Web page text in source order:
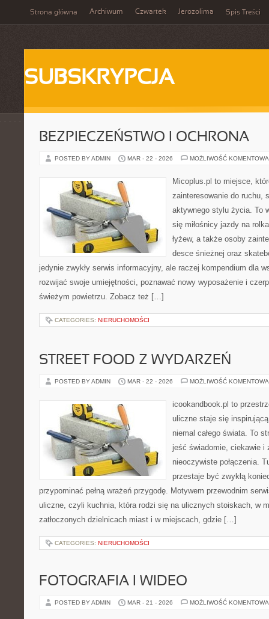
Strona główna Archiwum Czwartek Jerozolima Spis Treści
SUBSKRYPCJA
BEZPIECZEŃSTWO I OCHRONA
POSTED BY ADMIN MAR - 22 - 2026 MOŻLIWOŚĆ
Micoplus.pl to miejsce,
zainteresowanie do ruchu,
aktywnego stylu życia. To
się miłośnicy jazdy na
łyżew, a także osoby
desce śnieżnej oraz
jedynie zwykły serwis informacyjny, ale raczej kompendium dla
rozwijać swoje umiejętności, poznawać nowy wyposażenie i
świeżym powietrzu. Zobacz też […]
CATEGORIES: NIERUCHOMOŚCI
STREET FOOD Z WYDARZEŃ
POSTED BY ADMIN MAR - 22 - 2026 MOŻLIWOŚĆ
icookandbook.pl to
uliczne staje się
niemal całego świata. To
jeść świadomie, ciekawie i
nieoczywiste połączenia.
przestaje być zwykłą
przypominać pełną wrażeń przygodę. Motywem przewodnim
uliczne, czyli kuchnia, która rodzi się na ulicznych stoiskach, w
zatłoczonych dzielnicach miast i w miejscach, gdzie […]
CATEGORIES: NIERUCHOMOŚCI
FOTOGRAFIA I WIDEO
POSTED BY ADMIN MAR - 21 - 2026 MOŻLIWOŚĆ